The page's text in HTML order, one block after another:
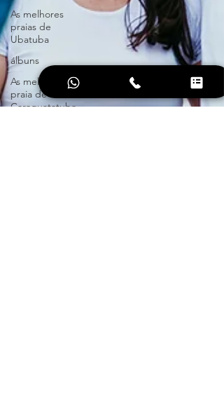
As melhores
praias de
Ubatuba
álbuns
As melhores
praia de
Caraguatatuba